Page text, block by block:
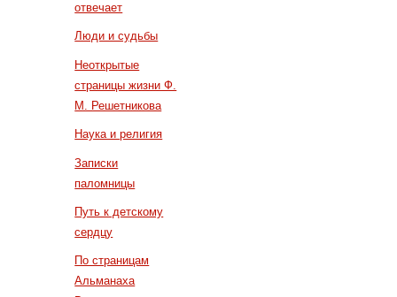
отвечает
Люди и судьбы
Неоткрытые
страницы жизни Ф.
М. Решетникова
Наука и религия
Записки
паломницы
Путь к детскому
сердцу
По страницам
Альманаха